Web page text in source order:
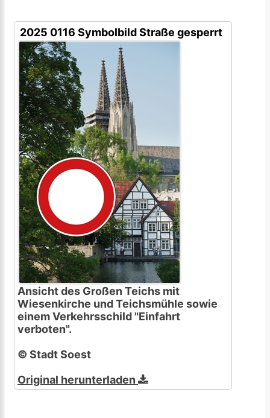
2025 0116 Symbolbild Straße gesperrt
Ansicht des Großen Teichs mit
Wiesenkirche und Teichsmühle sowie
einem Verkehrsschild "Einfahrt
verboten".
© Stadt Soest
Original herunterladen